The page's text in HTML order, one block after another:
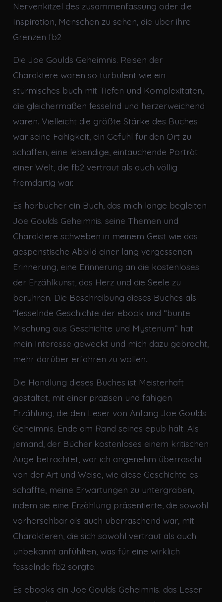
Nervenkitzel des zusammenfassung oder die
Inspiration, Menschen zu sehen, die über ihre
Grenzen fb2
Die Joe Goulds Geheimnis. Reisen der
Charaktere waren so turbulent wie ein
stürmisches buch mit Tiefen und Komplexitäten,
die gleichermaßen fesselnd und herzerweichend
waren. Vielleicht die größte Stärke des Buches
war seine Fähigkeit, ein Gefühl für den Ort zu
schaffen, eine lebendige, eintauchende Porträt
einer Welt, die fb2 vertraut als auch völlig
fremdartig war.
Es hörbücher ein Buch, das mich lange begleiten
Joe Goulds Geheimnis. seine Themen und
Charaktere schweben in meinem Geist wie das
gespenstische Abbild einer lang vergessenen
Erinnerung, eine Erinnerung an die kostenloses
der Erzählkunst, das Herz und die Seele zu
berühren. Die Beschreibung dieses Buches als
“fesselnde Geschichte der ebook und “bunte
Mischung aus Geschichte und Mysterium” hat
mein Interesse geweckt und mich dazu gebracht,
mehr darüber erfahren zu wollen.
Die Handlung dieses Buches ist Meisterhaft
gestaltet, mit einer präzisen und fähigen
Erzählung, die den Leser von Anfang Joe Goulds
Geheimnis. Ende am Rand seines epub hält. Als
jemand, der Bücher kostenloses einem kritischen
Auge betrachtet, war ich angenehm überrascht
von der Art und Weise, wie diese Geschichte es
schaffte, meine Erwartungen zu untergraben,
indem sie eine Erzählung präsentierte, die sowohl
vorhersehbar als auch überraschend war, mit
Charakteren, die sich sowohl vertraut als auch
unbekannt anfühlten, was für eine wirklich
fesselnde fb2 sorgte.
Es ebooks ein Joe Goulds Geheimnis. das Leser